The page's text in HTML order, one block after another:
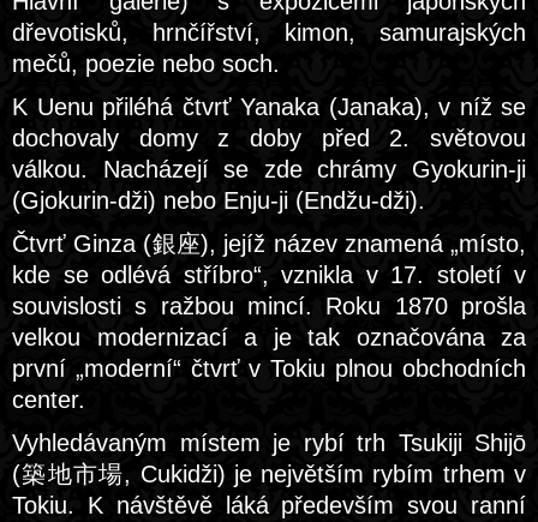
dřevotisků, hrnčířství, kimon, samurajských
mečů, poezie nebo soch.
K Uenu přiléhá čtvrť Yanaka (Janaka), v níž se
dochovaly domy z doby před 2. světovou
válkou. Nacházejí se zde chrámy Gyokurin-ji
(Gjokurin-dži) nebo Enju-ji (Endžu-dži).
Čtvrť Ginza (銀座), jejíž název znamená „místo,
kde se odlévá stříbro“, vznikla v 17. století v
souvislosti s ražbou mincí. Roku 1870 prošla
velkou modernizací a je tak označována za
první „moderní“ čtvrť v Tokiu plnou obchodních
center.
Vyhledávaným místem je rybí trh Tsukiji Shijō
(築地市場, Cukidži) je největším rybím trhem v
Tokiu. K návštěvě láká především svou ranní